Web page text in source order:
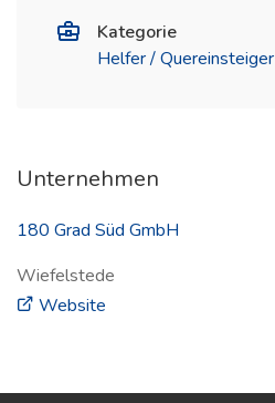
Kategorie
Helfer / Quereinsteiger
Unternehmen
180 Grad Süd GmbH
Wiefelstede
Website